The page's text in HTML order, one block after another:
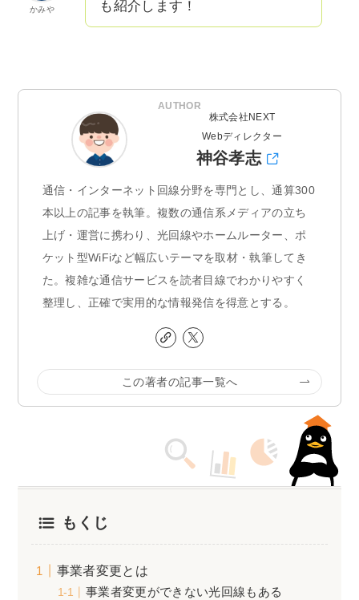
かみや
も紹介します！
AUTHOR
株式会社NEXT
Webディレクター
神谷孝志
通信・インターネット回線分野を専門とし、通算300
本以上の記事を執筆。複数の通信系メディアの立ち
上げ・運営に携わり、光回線やホームルーター、ポ
ケット型WiFiなど幅広いテーマを取材・執筆してき
た。複雑な通信サービスを読者目線でわかりやすく
整理し、正確で実用的な情報発信を得意とする。
この著者の記事一覧へ
もくじ
事業者変更とは
事業者変更ができない光回線もある